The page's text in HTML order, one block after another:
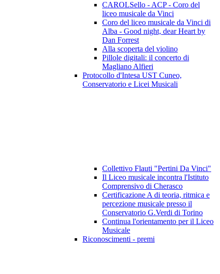
CAROLSello - ACP - Coro del
liceo musicale da Vinci
Coro del liceo musicale da Vinci di
Alba - Good night, dear Heart by
Dan Forrest
Alla scoperta del violino
Pillole digitali: il concerto di
Magliano Alfieri
Protocollo d'Intesa UST Cuneo,
Conservatorio e Licei Musicali
Collettivo Flauti "Pertini Da Vinci"
Il Liceo musicale incontra l'Istituto
Comprensivo di Cherasco
Certificazione A di teoria, ritmica e
percezione musicale presso il
Conservatorio G.Verdi di Torino
Continua l'orientamento per il Liceo
Musicale
Riconoscimenti - premi